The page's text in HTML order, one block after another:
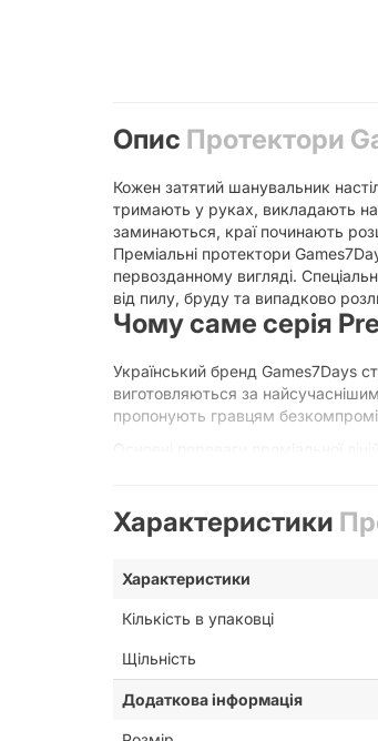
Опис Протектори
Кожен затятий шанувальник
тримають у руках, викладають на
заминаються, краї починають
Преміальні протектори
первозданному вигляді.
від пилу, бруду та випадково
Чому саме серія
Український бренд Games7Days
виготовляються за
пропонують гравцям
Ідеальна прозорість:
процес гри на суцільне
Легкість перетасовування:
Формат French Tarot
Характеристики
Характеристики
Кількість в упаковці
Щільність
Додаткова інформація